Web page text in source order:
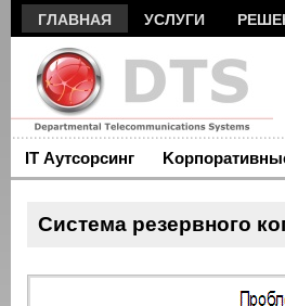
ГЛАВНАЯ УСЛУГИ
IT Аутсорсинг
Система резервного